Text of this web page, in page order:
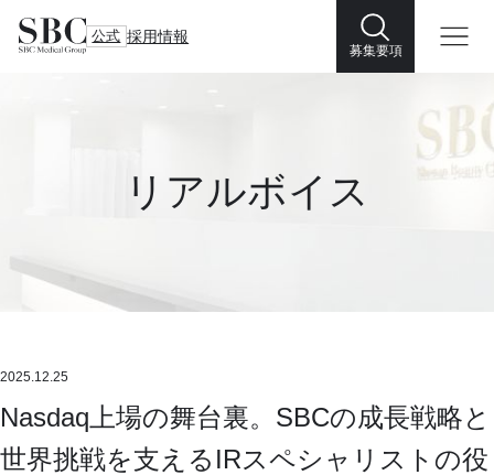
公式 採用情報
募集要項
リアルボイス
2025.12.25
Nasdaq上場の舞台裏。SBCの成長戦略と
世界挑戦を支えるIRスペシャリストの役